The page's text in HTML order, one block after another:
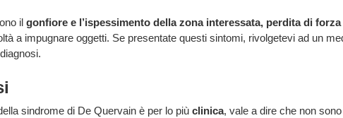
il gonfiore e l’ispessimento della zona interessata, perdita di forza
a impugnare oggetti. Se presentate questi sintomi, rivolgetevi ad un
sindrome di De Quervain è per lo più clinica, vale a dire che non sono